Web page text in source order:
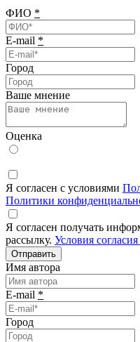
ФИО *
E-mail *
Город
Ваше мнение
Оценка
Я согласен с условиями
Политики
Я согласен получать
рассылку. Условия
Отправить
Имя автора
E-mail *
Город